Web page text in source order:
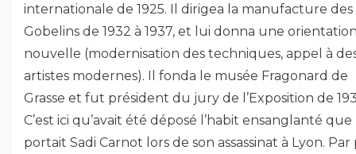
internationale de 1925. Il dirigea la manufacture des
Gobelins de 1932 à 1937, et lui donna une
nouvelle (modernisation des techniques, appel à
artistes modernes). Il fonda le musée Fragonard de
Grasse et fut président du jury de l’Exposition de
C’est ici qu’avait été déposé l’habit ensanglanté que
portait Sadi Carnot lors de son assassinat à Lyon.